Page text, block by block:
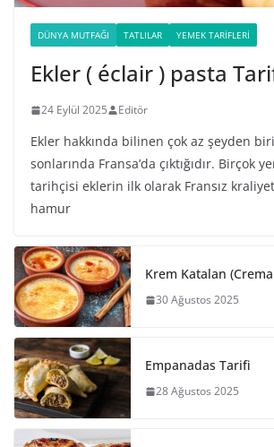
DÜNYA MUTFAĞI TATLILAR YEMEK TARIFLERI
Ekler ( éclair ) pasta
24 Eylül 2025 Editör
Ekler hakkında bilinen çok az şeyden
sonlarında Fransa’da çıktığıdır. Birçok
tarihçisi eklerin ilk olarak Fransız
hamur
Krem Katalan
30 Ağustos 2025
Empanadas Tarifi
28 Ağustos 2025